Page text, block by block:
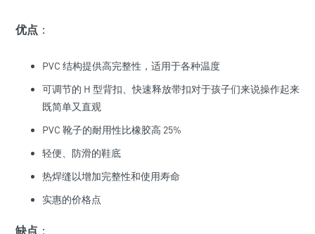
优点 ：
PVC 结构提供高完整性，适用于各种温度
可调节的 H 型背扣、快速释放带扣对于孩子们来说操作起来
既简单又直观
PVC 靴子的耐用性比橡胶高 25%
轻便、防滑的鞋底
热焊缝以增加完整性和使用寿命
实惠的价格点
缺点 ：